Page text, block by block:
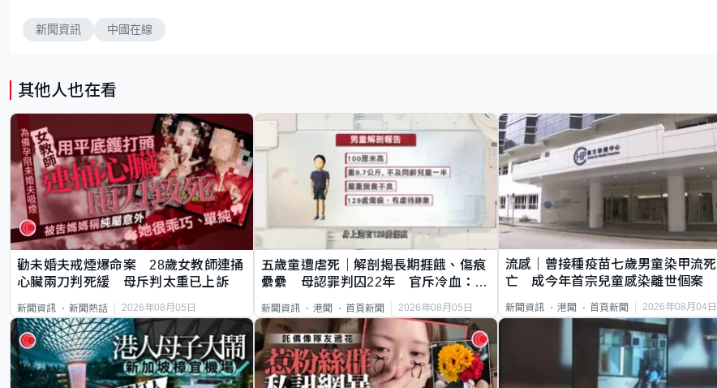
新聞資訊 中國在線
其他人也在看
勸未婚夫戒煙爆命案 28歲女教師連捅
心臟兩刀判死緩 母斥判太重已上訴
新聞資訊 新聞熱話 2026年08月05日
五歲童遭虐死｜解剖揭長期捱餓、傷痕
纍纍 母認罪判囚22年 官斥冷血：同
新聞資訊 港聞 首頁新聞 2026年08月05日
流感｜曾接種疫苗七歲男童染甲流死
亡 成今年首宗兒童感染離世個案
新聞資訊 港聞 首頁新聞 2026年08月04日